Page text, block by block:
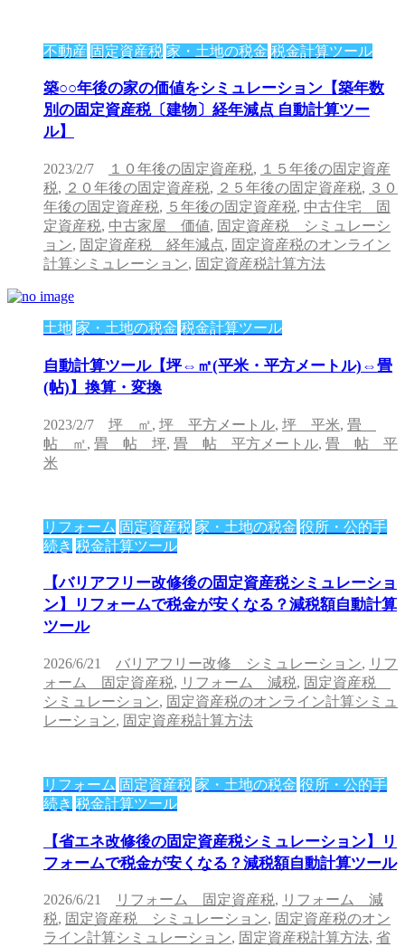
不動産 固定資産税 家・土地の税金 税金計算ツール
築○○年後の家の価値をシミュレーション【築年数
別の固定資産税〔建物〕経年減点 自動計算ツー
ル】
2023/2/7 １０年後の固定資産税, １５年後の固定資産
税, ２０年後の固定資産税, ２５年後の固定資産税, ３０
年後の固定資産税, ５年後の固定資産税, 中古住宅 固
定資産税, 中古家屋 価値, 固定資産税 シミュレーシ
ョン, 固定資産税 経年減点, 固定資産税のオンライン
計算シミュレーション, 固定資産税計算方法
土地 家・土地の税金 税金計算ツール
自動計算ツール【坪⇔㎡(平米・平方メートル)⇔畳
(帖)】換算・変換
2023/2/7 坪 ㎡, 坪 平方メートル, 坪 平米, 畳
帖 ㎡, 畳 帖 坪, 畳 帖 平方メートル, 畳 帖 平
米
リフォーム 固定資産税 家・土地の税金 役所・公的手
続き 税金計算ツール
【バリアフリー改修後の固定資産税シミュレーショ
ン】リフォームで税金が安くなる？減税額自動計算
ツール
2026/6/21 バリアフリー改修 シミュレーション, リフ
ォーム 固定資産税, リフォーム 減税, 固定資産税
シミュレーション, 固定資産税のオンライン計算シミュ
レーション, 固定資産税計算方法
リフォーム 固定資産税 家・土地の税金 役所・公的手
続き 税金計算ツール
【省エネ改修後の固定資産税シミュレーション】リ
フォームで税金が安くなる？減税額自動計算ツール
2026/6/21 リフォーム 固定資産税, リフォーム 減
税, 固定資産税 シミュレーション, 固定資産税のオン
ライン計算シミュレーション, 固定資産税計算方法, 省